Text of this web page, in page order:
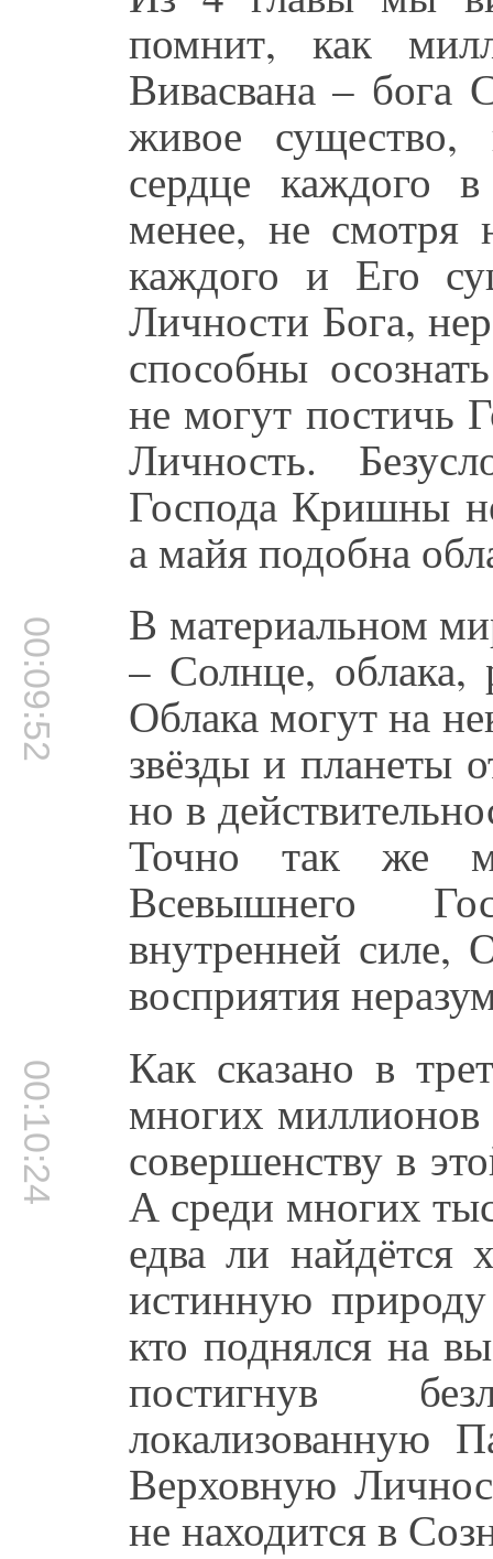
помнит, как
Вивасвана – бога
живое
сердце каждого
менее, не смотря
каждого и Его
Личности Бога,
способны
не могут
Личность.
Господа Кришны
а майя подобна
00:09:52 В материальном
– Солнце, облака,
Облака могут на
звёзды и планеты
но в
Точно так же
Всевышнего
внутренней силе,
восприятия
00:10:24 Как сказано в
многих миллионов
совершенству в
А среди многих
едва ли найдётся
истинную
кто поднялся на
постигнув
локализованную
Верховную
не находится в